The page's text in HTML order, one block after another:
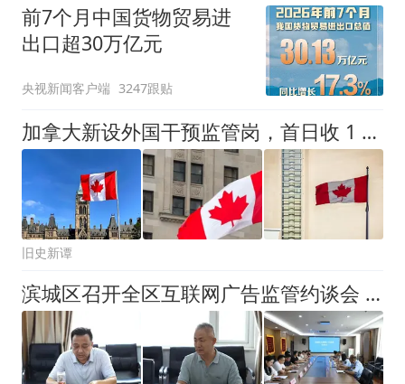
前7个月中国货物贸易进
出口超30万亿元
央视新闻客户端 3247跟贴
加拿大新设外国干预监管岗，首日收 1 份登记
旧史新谭
滨城区召开全区互联网广告监管约谈会 净化广告市场环境